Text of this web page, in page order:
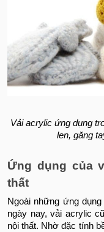
Vải acrylic ứng dụng
len, găng
Ứng dụng của
thất
Ngoài những ứng
ngày nay, vải acrylic
nội thất. Nhờ đặc tính